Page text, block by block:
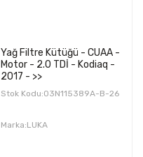
Yağ Filtre Kütüğü - CUAA -
Motor - 2.0 TDİ - Kodiaq -
2017 - >>
Stok Kodu:03N115389A-B-26
Marka:LUKA